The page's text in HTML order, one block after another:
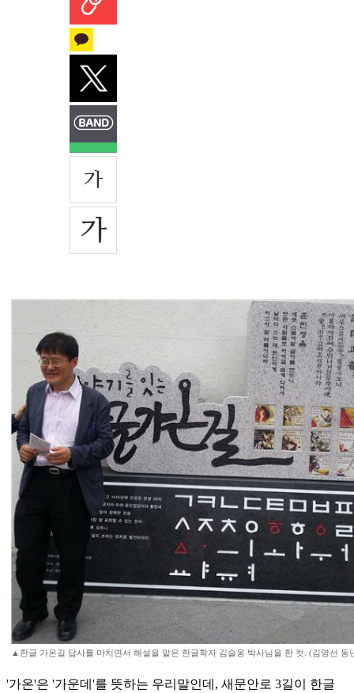
▲한글 가온길 답사를 마치면서 해설을 맡은 한글학자 김슬옹 박사님을 한 컷. (김영선 동
'가온'은 '가운데'를 뜻하는 우리말인데, 새문안로 3길이 한글